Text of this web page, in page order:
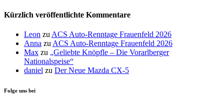
Kürzlich veröffentlichte Kommentare
Leon zu ACS Auto-Renntage Frauenfeld 2026
Anna zu ACS Auto-Renntage Frauenfeld 2026
Max zu „Geliebte Knöpfle – Die Vorarlberger
Nationalspeise“
daniel zu Der Neue Mazda CX-5
Folge uns bei